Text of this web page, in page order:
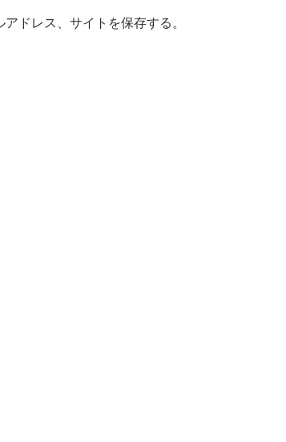
ドレス、サイトを保存する。